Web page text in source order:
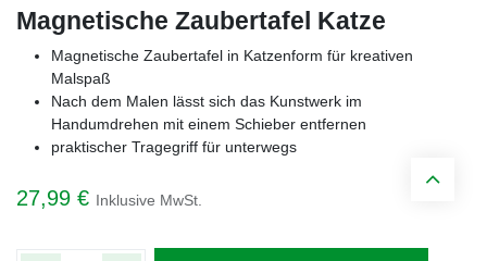
Magnetische Zaubertafel Katze
Magnetische Zaubertafel in Katzenform für kreativen
Malspaß
Nach dem Malen lässt sich das Kunstwerk im
Handumdrehen mit einem Schieber entfernen
praktischer Tragegriff für unterwegs
27,99 € Inklusive MwSt.